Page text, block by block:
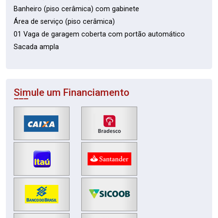
Banheiro (piso cerâmica) com gabinete
Área de serviço (piso cerâmica)
01 Vaga de garagem coberta com portão automático
Sacada ampla
Simule um Financiamento